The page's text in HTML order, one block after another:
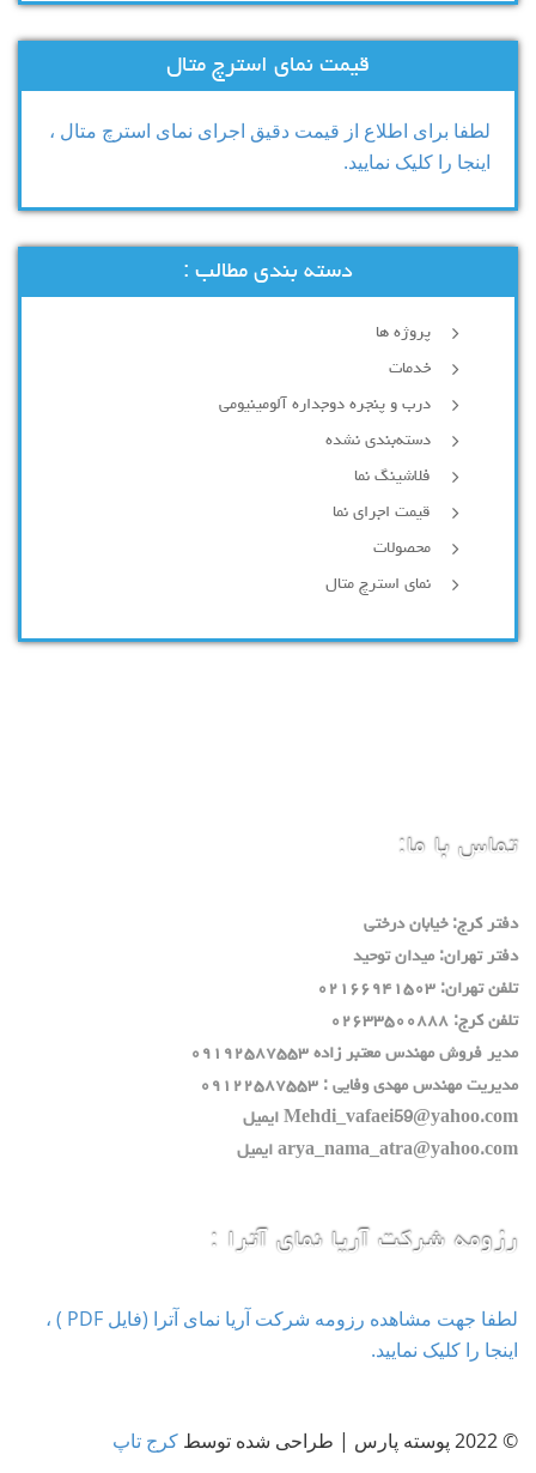
قیمت نمای استرچ متال
لطفا برای اطلاع از قیمت دقیق اجرای نمای استرچ متال ،
اینجا را کلیک نمایید.
دسته بندی مطالب :
پروژه ها
خدمات
درب و پنجره دوجداره آلومینیومی
دسته‌بندی نشده
فلاشینگ نما
قیمت اجرای نما
محصولات
نمای استرچ متال
تماس با ما:
دفتر كرج: خيابان درختي
دفتر تهران: ميدان توحيد
تلفن تهران: ٠٢١٦٦٩٤١٥٠٣
تلفن كرج: ٠٢٦٣٣٥٠٠٨٨٨
مدير فروش مهندس معتبر زاده ٠٩١٩٢٥٨٧٥٥٣
مديريت مهندس مهدي وفايي : ٠٩١٢٢٥٨٧٥٥٣
Mehdi_vafaei59@yahoo.com ايميل
arya_nama_atra@yahoo.com ايميل
رزومه شرکت آریا نمای آترا :
لطفا جهت مشاهده رزومه شرکت آریا نمای آترا (فایل PDF ) ،
اینجا را کلیک نمایید.
© 2022 پوسته پارس | طراحی شده توسط کرج تاپ